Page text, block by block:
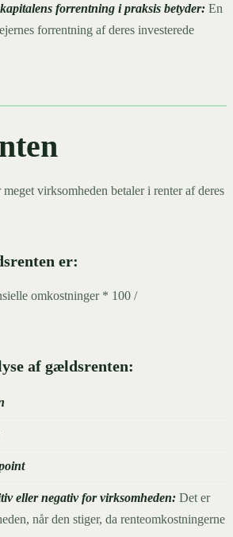
forrentning i praksis betyder: En
forrentning af deres investerede
virksomheden betaler i renter af deres
er:
omkostninger * 100 /
af gældsrenten:
eller negativ for virksomheden: Det er
når den stiger, da renteomkostningerne